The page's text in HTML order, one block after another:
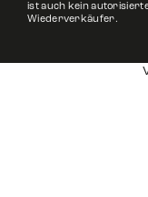
ist auch kein
Wiederverkäufer.